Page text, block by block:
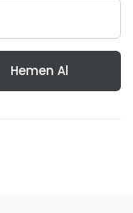
Hemen Al